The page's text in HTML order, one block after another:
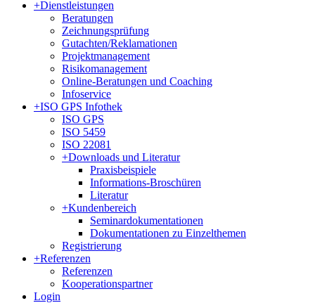
+Dienstleistungen
Beratungen
Zeichnungsprüfung
Gutachten/Reklamationen
Projektmanagement
Risikomanagement
Online-Beratungen und Coaching
Infoservice
+ISO GPS Infothek
ISO GPS
ISO 5459
ISO 22081
+Downloads und Literatur
Praxisbeispiele
Informations-Broschüren
Literatur
+Kundenbereich
Seminardokumentationen
Dokumentationen zu Einzelthemen
Registrierung
+Referenzen
Referenzen
Kooperationspartner
Login